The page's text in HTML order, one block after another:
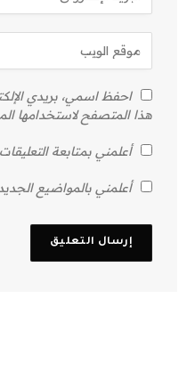
احفظ اسمي، بريدي
هذا المتصفح لاستخدامها
أعلمني بمتابعة
أعلمني بالمواضيع